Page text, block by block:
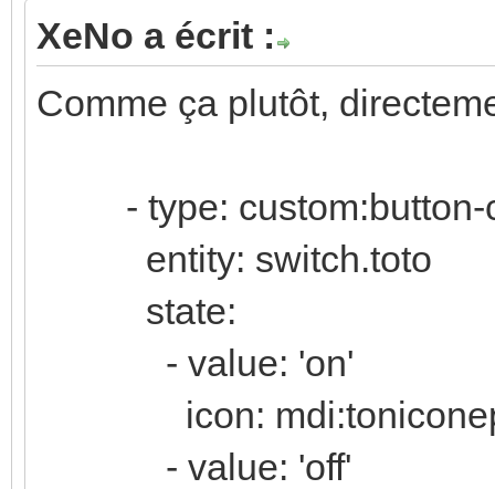
sensor:
- platform:
name: PAC_on_today
entity_id:
state: "on"
type: count
start: "{{
second=0) }}"
end: "{{ now()
XeNo a écrit :
Comme ça plutôt,
- type: custom:button-
entity: switch.toto
state:
- value: 'on'
icon:
- value: 'off'